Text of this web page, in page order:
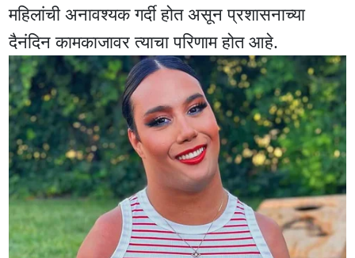
महिलांची अनावश्यक गर्दी होत असून प्रशासनाच्या
दैनंदिन कामकाजावर त्याचा परिणाम होत आहे.